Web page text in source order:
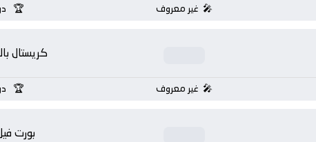
غير معروف
كريستال
غير معروف
بورت